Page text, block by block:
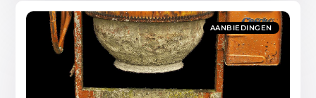
AANBIEDINGEN